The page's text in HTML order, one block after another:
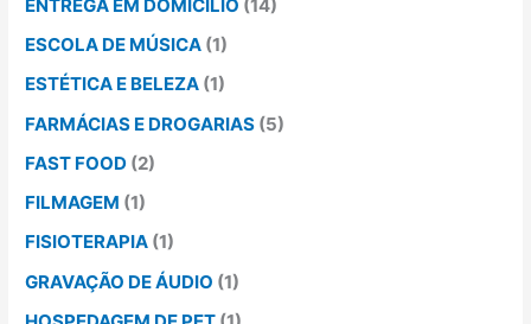
ENTREGA EM DOMICÍLIO (14)
ESCOLA DE MÚSICA (1)
ESTÉTICA E BELEZA (1)
FARMÁCIAS E DROGARIAS (5)
FAST FOOD (2)
FILMAGEM (1)
FISIOTERAPIA (1)
GRAVAÇÃO DE ÁUDIO (1)